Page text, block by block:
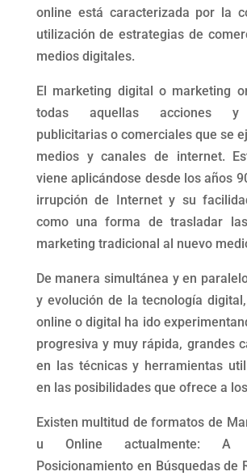
online está caracterizada por la
utilización de estrategias de
medios digitales.
El marketing digital o marketing
todas aquellas acciones y
publicitarias o comerciales que se
medios y canales de internet.
viene aplicándose desde los años
irrupción de Internet y su
como una forma de trasladar
marketing tradicional al nuevo
De manera simultánea y en
y evolución de la tecnología
online o digital ha ido
progresiva y muy rápida, grandes
en las técnicas y herramientas
en las posibilidades que ofrece a
Existen multitud de formatos de
u Online actualmente: A
Posicionamiento en Búsquedas de